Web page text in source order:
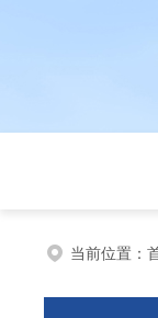
当前位置：